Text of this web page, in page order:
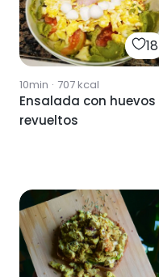
18
10min · 707kcal
Ensalada con huevos
revueltos